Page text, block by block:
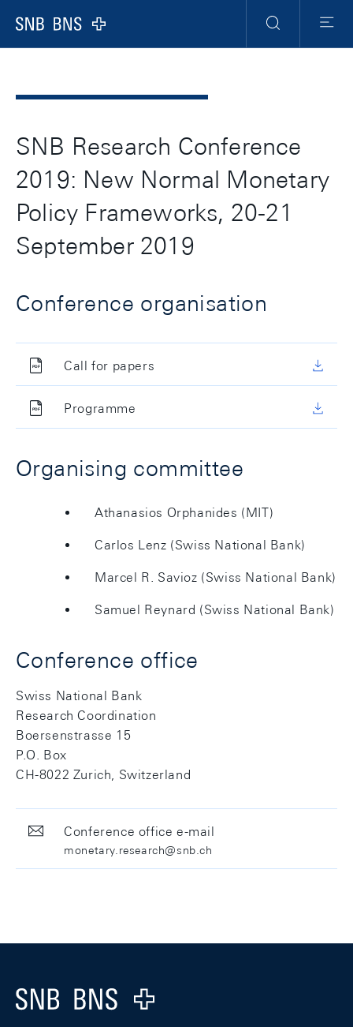
Logo
Navigation
Ricerca Menu
SNB Research Conference
2019: New Normal Monetary
Policy Frameworks, 20-21
September 2019
Conference organisation
Call for papers
Programme
Organising committee
Athanasios Orphanides (MIT)
Carlos Lenz (Swiss National Bank)
Marcel R. Savioz (Swiss National Bank)
Samuel Reynard (Swiss National Bank)
Conference office
Swiss National Bank
Research Coordination
Boersenstrasse 15
P.O. Box
CH-8022 Zurich, Switzerland
Conference office e-mail
monetary.research@snb.ch
Footer
Logo